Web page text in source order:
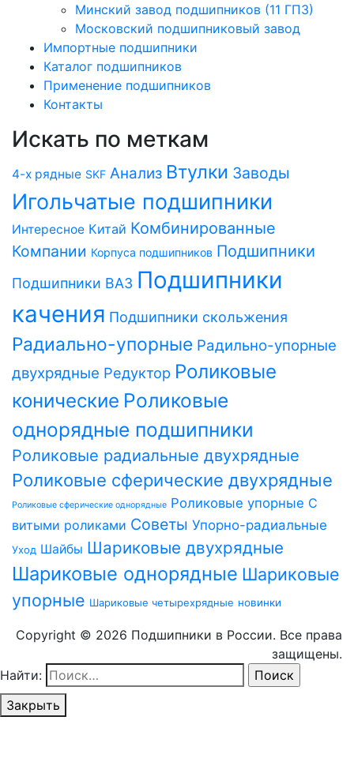
Минский завод подшипников (11 ГПЗ)
Московский подшипниковый завод
Импортные подшипники
Каталог подшипников
Применение подшипников
Контакты
Искать по меткам
4-х рядные SKF Анализ Втулки Заводы
Игольчатые подшипники
Интересное Китай Комбинированные
Компании Корпуса подшипников Подшипники
Подшипники ВАЗ Подшипники
качения Подшипники скольжения
Радиально-упорные Радильно-упорные
двухрядные Редуктор Роликовые
конические Роликовые
однорядные подшипники
Роликовые радиальные двухрядные
Роликовые сферические двухрядные
Роликовые сферические однорядные Роликовые упорные С
витыми роликами Советы Упорно-радиальные
Уход Шайбы Шариковые двухрядные
Шариковые однорядные Шариковые
упорные Шариковые четырехрядные новинки
Copyright © 2026 Подшипники в России. Все права
защищены.
Найти:
Закрыть